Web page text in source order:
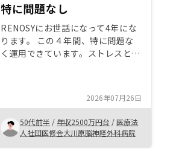
特に問題なし
RENOSYにお世話になって4年にな
ります。 この４年間、特に問題な
く運用できています。ストレスと言
2026年07月26日
50代前半 / 年収2500万円台 /医療法
人社団医修会大川原脳神経外科病院